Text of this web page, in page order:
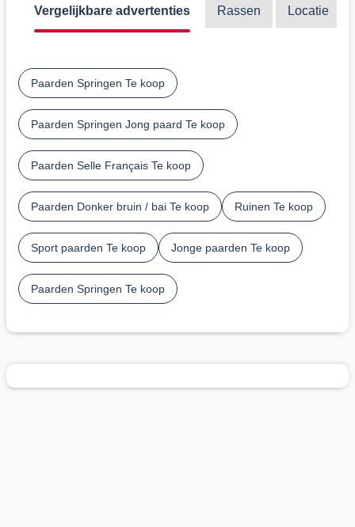
Vergelijkbare advertenties Rassen Locatie
Paarden Springen Te koop
Paarden Springen Jong paard Te koop
Paarden Selle Français Te koop
Paarden Donker bruin / bai Te koop Ruinen Te koop
Sport paarden Te koop Jonge paarden Te koop
Paarden Springen Te koop